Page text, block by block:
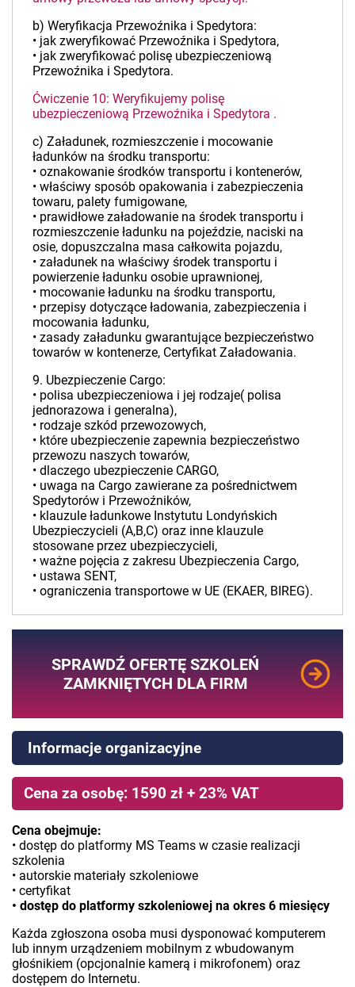
b) Weryfikacja Przewoźnika i Spedytora:
• jak zweryfikować Przewoźnika i Spedytora,
• jak zweryfikować polisę ubezpieczeniową
Przewoźnika i Spedytora.
Ćwiczenie 10: Weryfikujemy polisę
ubezpieczeniową Przewoźnika i Spedytora .
c) Załadunek, rozmieszczenie i mocowanie
ładunków na środku transportu:
• oznakowanie środków transportu i kontenerów,
• właściwy sposób opakowania i zabezpieczenia
towaru, palety fumigowane,
• prawidłowe załadowanie na środek transportu i
rozmieszczenie ładunku na pojeździe, naciski na
osie, dopuszczalna masa całkowita pojazdu,
• załadunek na właściwy środek transportu i
powierzenie ładunku osobie uprawnionej,
• mocowanie ładunku na środku transportu,
• przepisy dotyczące ładowania, zabezpieczenia i
mocowania ładunku,
• zasady załadunku gwarantujące bezpieczeństwo
towarów w kontenerze, Certyfikat Załadowania.
9. Ubezpieczenie Cargo:
• polisa ubezpieczeniowa i jej rodzaje( polisa
jednorazowa i generalna),
• rodzaje szkód przewozowych,
• które ubezpieczenie zapewnia bezpieczeństwo
przewozu naszych towarów,
• dlaczego ubezpieczenie CARGO,
• uwaga na Cargo zawierane za pośrednictwem
Spedytorów i Przewoźników,
• klauzule ładunkowe Instytutu Londyńskich
Ubezpieczycieli (A,B,C) oraz inne klauzule
stosowane przez ubezpieczycieli,
• ważne pojęcia z zakresu Ubezpieczenia Cargo,
• ustawa SENT,
• ograniczenia transportowe w UE (EKAER, BIREG).
SPRAWDŹ OFERTĘ SZKOLEŃ
ZAMKNIĘTYCH DLA FIRM
Informacje organizacyjne
Cena za osobę: 1590 zł + 23% VAT
Cena obejmuje:
• dostęp do platformy MS Teams w czasie realizacji
szkolenia
• autorskie materiały szkoleniowe
• certyfikat
• dostęp do platformy szkoleniowej na okres 6 miesięcy
Każda zgłoszona osoba musi dysponować komputerem
lub innym urządzeniem mobilnym z wbudowanym
głośnikiem (opcjonalnie kamerą i mikrofonem) oraz
dostępem do Internetu.